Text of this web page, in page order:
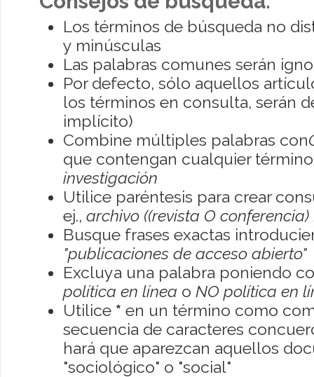
Los términos de búsqueda no
y minúsculas
Las palabras comunes serán
Por defecto, sólo aquellos
los términos en consulta, serán
implícito)
Combine múltiples palabras con
que contengan cualquier
investigación
Utilice paréntesis para crear
ej., archivo ((revista O conferencia)
Busque frases exactas
"publicaciones de acceso abierto"
Excluya una palabra poniendo
política en línea o NO política en
Utilice * en un término como
secuencia de caracteres
hará que aparezcan aquellos
"sociológico" o "social"